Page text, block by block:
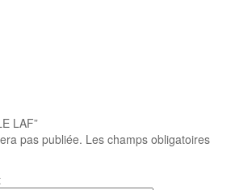
LAF”
pas publiée. Les champs obligatoires